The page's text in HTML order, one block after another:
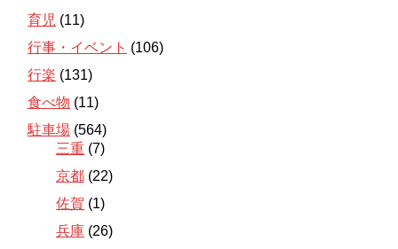
育児 (11)
行事・イベント (106)
行楽 (131)
食べ物 (11)
駐車場 (564)
三重 (7)
京都 (22)
佐賀 (1)
兵庫 (26)